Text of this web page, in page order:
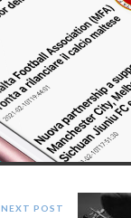
NEXT POST